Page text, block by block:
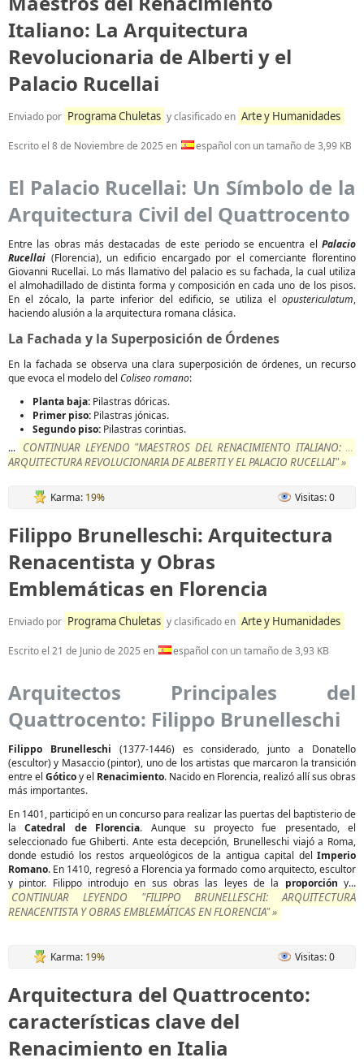
Italiano: La Arquitectura
Revolucionaria de Alberti y el
Palacio Rucellai
Enviado por Programa Chuletas y clasificado en Arte y Humanidades
Escrito el 8 de Noviembre de 2025 en español con un tamaño de 3,99 KB
El Palacio Rucellai: Un Símbolo de la
Arquitectura Civil del Quattrocento
Entre las obras más destacadas de este periodo se encuentra el Palacio
Rucellai (Florencia), un edificio encargado por el comerciante florentino
Giovanni Rucellai. Lo más llamativo del palacio es su fachada, la cual utiliza
el almohadillado de distinta forma y composición en cada uno de los pisos.
En el zócalo, la parte inferior del edificio, se utiliza el opustericulatum,
haciendo alusión a la arquitectura romana clásica.
La Fachada y la Superposición de Órdenes
En la fachada se observa una clara superposición de órdenes, un recurso
que evoca el modelo del Coliseo romano:
Planta baja: Pilastras dóricas.
Primer piso: Pilastras jónicas.
Segundo piso: Pilastras corintias.
... CONTINUAR LEYENDO "MAESTROS DEL RENACIMIENTO ITALIANO: LA
ARQUITECTURA REVOLUCIONARIA DE ALBERTI Y EL PALACIO RUCELLAI" »
Karma: 19% Visitas: 0
Filippo Brunelleschi: Arquitectura
Renacentista y Obras
Emblemáticas en Florencia
Enviado por Programa Chuletas y clasificado en Arte y Humanidades
Escrito el 21 de Junio de 2025 en español con un tamaño de 3,93 KB
Arquitectos Principales del
Quattrocento: Filippo Brunelleschi
Filippo Brunelleschi (1377-1446) es considerado, junto a Donatello
(escultor) y Masaccio (pintor), uno de los artistas que marcaron la transición
entre el Góticoy el Renacimiento. Nacido en Florencia, realizó allí sus obras
más importantes.
En 1401, participó en un concurso para realizar las puertas del baptisterio de
laCatedral de Florencia. Aunque su proyecto fue presentado, el
seleccionado fue Ghiberti. Ante esta decepción, Brunelleschi viajó a Roma,
donde estudió los restos arqueológicos de la antigua capital del Imperio
Romano. En 1410, regresó a Florencia ya formado como arquitecto, escultor
y pintor. Filippo introdujo en sus obras las leyes de la proporción y...
CONTINUAR LEYENDO "FILIPPO BRUNELLESCHI: ARQUITECTURA
RENACENTISTA Y OBRAS EMBLEMÁTICAS EN FLORENCIA" »
Karma: 19% Visitas: 0
Arquitectura del Quattrocento:
características clave del
Renacimiento en Italia